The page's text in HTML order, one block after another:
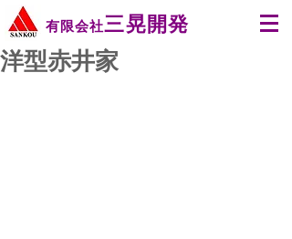
有限会社三晃開発
洋型赤井家